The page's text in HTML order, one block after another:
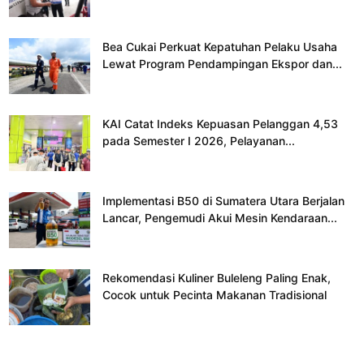
Bea Cukai Perkuat Kepatuhan Pelaku Usaha
Lewat Program Pendampingan Ekspor dan...
KAI Catat Indeks Kepuasan Pelanggan 4,53
pada Semester I 2026, Pelayanan...
Implementasi B50 di Sumatera Utara Berjalan
Lancar, Pengemudi Akui Mesin Kendaraan...
Rekomendasi Kuliner Buleleng Paling Enak,
Cocok untuk Pecinta Makanan Tradisional